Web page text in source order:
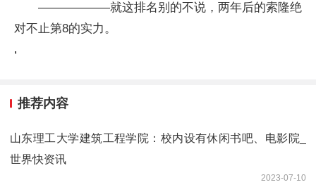
——————就这排名别的不说，两年后的索隆绝
对不止第8的实力。
,
推荐内容
山东理工大学建筑工程学院：校内设有休闲书吧、电影院_
世界快资讯
2023-07-10